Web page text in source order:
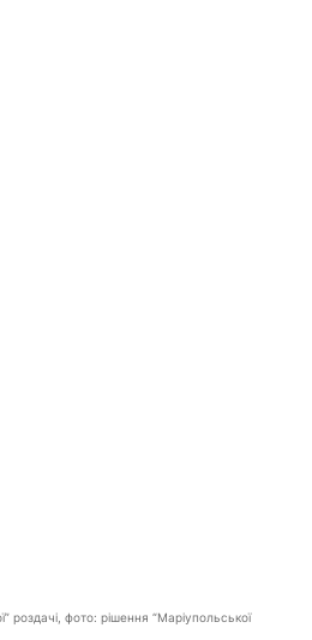
роздачі, фото: рішення “Маріупольської